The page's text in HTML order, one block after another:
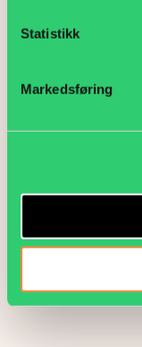
Statistikk
Markedsføring